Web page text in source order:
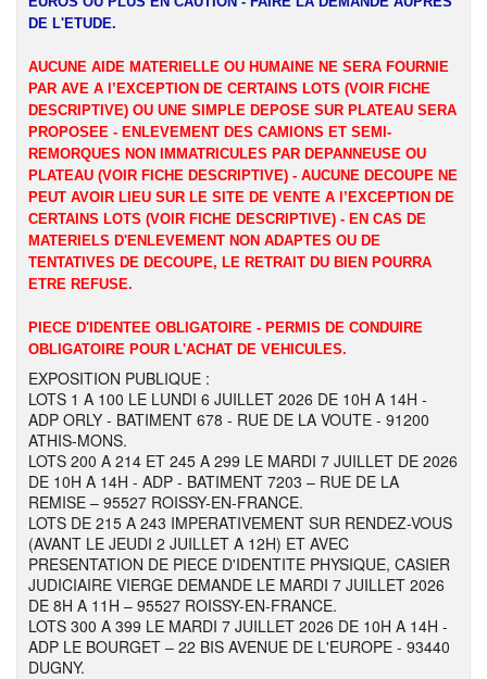
DE L'ETUDE.
AUCUNE AIDE MATERIELLE OU HUMAINE NE SERA FOURNIE
PAR AVE A l’EXCEPTION DE CERTAINS LOTS (VOIR FICHE
DESCRIPTIVE) OU UNE SIMPLE DEPOSE SUR PLATEAU SERA
PROPOSEE - ENLEVEMENT DES CAMIONS ET SEMI-
REMORQUES NON IMMATRICULES PAR DEPANNEUSE OU
PLATEAU (VOIR FICHE DESCRIPTIVE) - AUCUNE DECOUPE NE
PEUT AVOIR LIEU SUR LE SITE DE VENTE A l’EXCEPTION DE
CERTAINS LOTS (VOIR FICHE DESCRIPTIVE) - EN CAS DE
MATERIELS D'ENLEVEMENT NON ADAPTES OU DE
TENTATIVES DE DECOUPE, LE RETRAIT DU BIEN POURRA
ETRE REFUSE.
PIECE D'IDENTEE OBLIGATOIRE - PERMIS DE CONDUIRE
OBLIGATOIRE POUR L'ACHAT DE VEHICULES.
EXPOSITION PUBLIQUE :
LOTS 1 A 100 LE LUNDI 6 JUILLET 2026 DE 10H A 14H -
ADP ORLY - BATIMENT 678 - RUE DE LA VOUTE - 91200
ATHIS-MONS.
LOTS 200 A 214 ET 245 A 299 LE MARDI 7 JUILLET DE 2026
DE 10H A 14H - ADP - BATIMENT 7203 – RUE DE LA
REMISE – 95527 ROISSY-EN-FRANCE.
LOTS DE 215 A 243 IMPERATIVEMENT SUR RENDEZ-VOUS
(AVANT LE JEUDI 2 JUILLET A 12H) ET AVEC
PRESENTATION DE PIECE D'IDENTITE PHYSIQUE, CASIER
JUDICIAIRE VIERGE DEMANDE LE MARDI 7 JUILLET 2026
DE 8H A 11H – 95527 ROISSY-EN-FRANCE.
LOTS 300 A 399 LE MARDI 7 JUILLET 2026 DE 10H A 14H -
ADP LE BOURGET – 22 BIS AVENUE DE L'EUROPE - 93440
DUGNY.